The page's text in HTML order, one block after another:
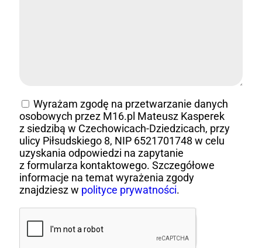
Wyrażam zgodę na przetwarzanie danych
osobowych przez M16.pl Mateusz Kasperek
z siedzibą w Czechowicach-Dziedzicach, przy
ulicy Piłsudskiego 8, NIP 6521701748 w celu
uzyskania odpowiedzi na zapytanie
z formularza kontaktowego. Szczegółowe
informacje na temat wyrażenia zgody
znajdziesz w polityce prywatności.